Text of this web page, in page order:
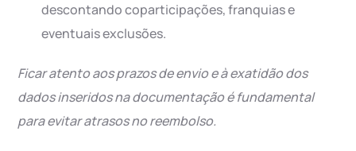
descontando coparticipações, franquias e
eventuais exclusões.
Ficar atento aos prazos de envio e à exatidão dos
dados inseridos na documentação é fundamental
para evitar atrasos no reembolso.